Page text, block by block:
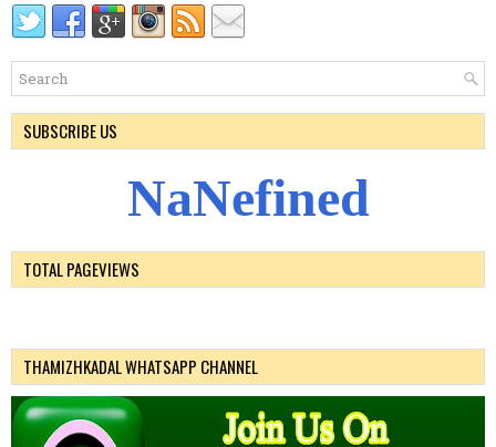
SUBSCRIBE US
NaNefined
TOTAL PAGEVIEWS
THAMIZHKADAL WHATSAPP CHANNEL